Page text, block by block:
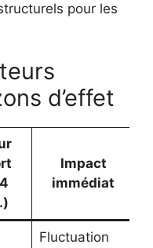
pour les
d’effet
Impact
immédiat
Fluctuation